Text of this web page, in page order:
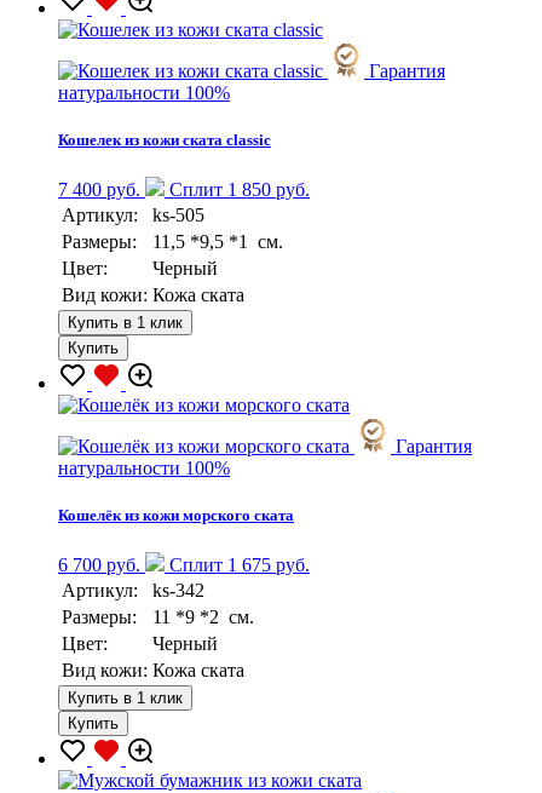
Гарантия
натуральности 100%
Кошелек из кожи ската classic
7 400 руб.
Сплит 1 850 руб.
Артикул:
ks-505
Размеры:
11,5 *9,5 *1 см.
Цвет:
Черный
Вид кожи: Кожа ската
Купить в 1 клик
Купить
Гарантия
натуральности 100%
Кошелёк из кожи морского ската
6 700 руб.
Сплит 1 675 руб.
Артикул:
ks-342
Размеры:
11 *9 *2 см.
Цвет:
Черный
Вид кожи: Кожа ската
Купить в 1 клик
Купить